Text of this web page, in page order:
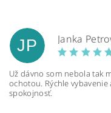
JP
Janka
Už dávno som nebola tak
ochotou. Rýchle vybavenie
spokojnosť.